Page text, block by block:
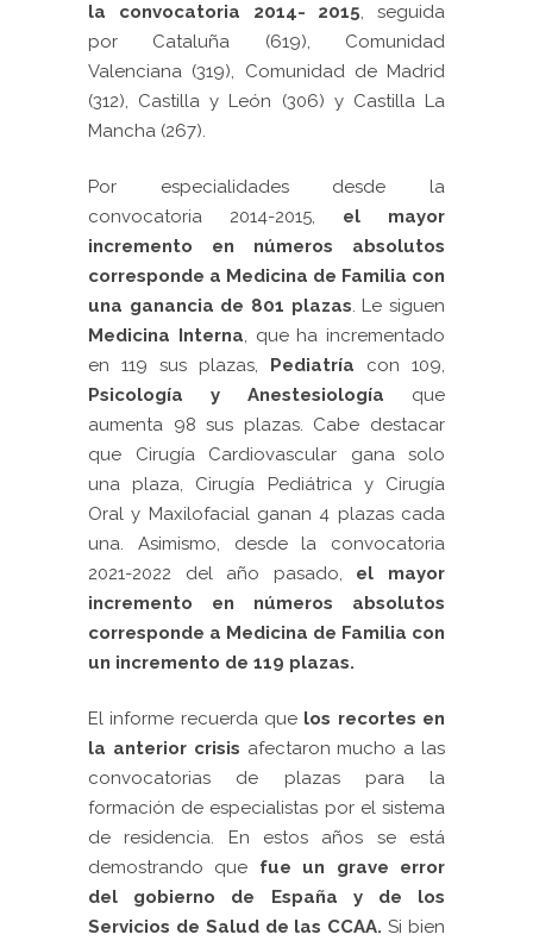
la convocatoria 2014- 2015, seguida
por Cataluña (619), Comunidad
Valenciana (319), Comunidad de Madrid
(312), Castilla y León (306) y Castilla La
Mancha (267).
Por especialidades desde la
convocatoria 2014-2015, el mayor
incremento en números absolutos
corresponde a Medicina de Familia con
una ganancia de 801 plazas. Le siguen
Medicina Interna, que ha incrementado
en 119 sus plazas, Pediatría con 109,
Psicología y Anestesiología que
aumenta 98 sus plazas. Cabe destacar
que Cirugía Cardiovascular gana solo
una plaza, Cirugía Pediátrica y Cirugía
Oral y Maxilofacial ganan 4 plazas cada
una. Asimismo, desde la convocatoria
2021-2022 del año pasado, el mayor
incremento en números absolutos
corresponde a Medicina de Familia con
un incremento de 119 plazas.
El informe recuerda que los recortes en
la anterior crisis afectaron mucho a las
convocatorias de plazas para la
formación de especialistas por el sistema
de residencia. En estos años se está
demostrando que fue un grave error
del gobierno de España y de los
Servicios de Salud de las CCAA. Si bien